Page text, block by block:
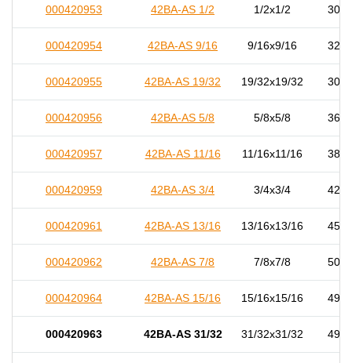
000420953 42BA-AS 1/2 1/2x1/2 30,0
000420954 42BA-AS 9/16 9/16x9/16 32,0
000420955 42BA-AS 19/32 19/32x19/32 30,0
000420956 42BA-AS 5/8 5/8x5/8 36,0
000420957 42BA-AS 11/16 11/16x11/16 38,0
000420959 42BA-AS 3/4 3/4x3/4 42,0
000420961 42BA-AS 13/16 13/16x13/16 45,0
000420962 42BA-AS 7/8 7/8x7/8 50,0
000420964 42BA-AS 15/16 15/16x15/16 49,5
000420963 42BA-AS 31/32 31/32x31/32 49,0